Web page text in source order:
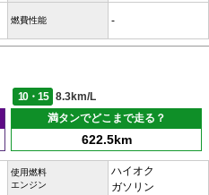
燃費性能 -
10・15
8.3km/L
満タンでどこまで走る？
622.5km
使用燃料
エンジン
ハイオク
ガソリン